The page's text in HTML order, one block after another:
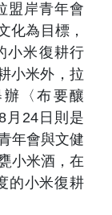
岸青年會
化為目標，
小米復耕行
小米外，拉
〈布要釀
月24日則是
年會與文健
小米酒，在
的小米復耕